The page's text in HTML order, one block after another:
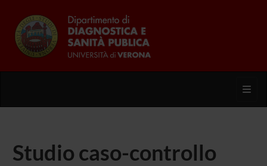
Studio caso-controllo